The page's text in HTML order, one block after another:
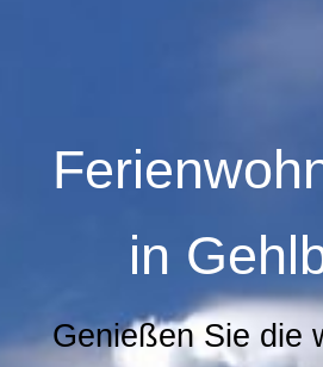
in
Genießen Sie die